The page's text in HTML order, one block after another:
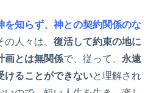
を知らず、神との契約関係のな
人々は、 復活して約束の地に
画とは無関係で、従って、 永遠
けることができないと理解され